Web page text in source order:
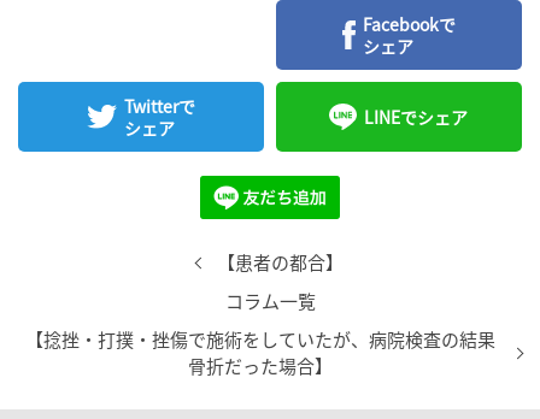
Facebookで
シェア
Twitterで
シェア
LINEでシェア
【患者の都合】
コラム一覧
【捻挫・打撲・挫傷で施術をしていたが、病院検査の結果
骨折だった場合】